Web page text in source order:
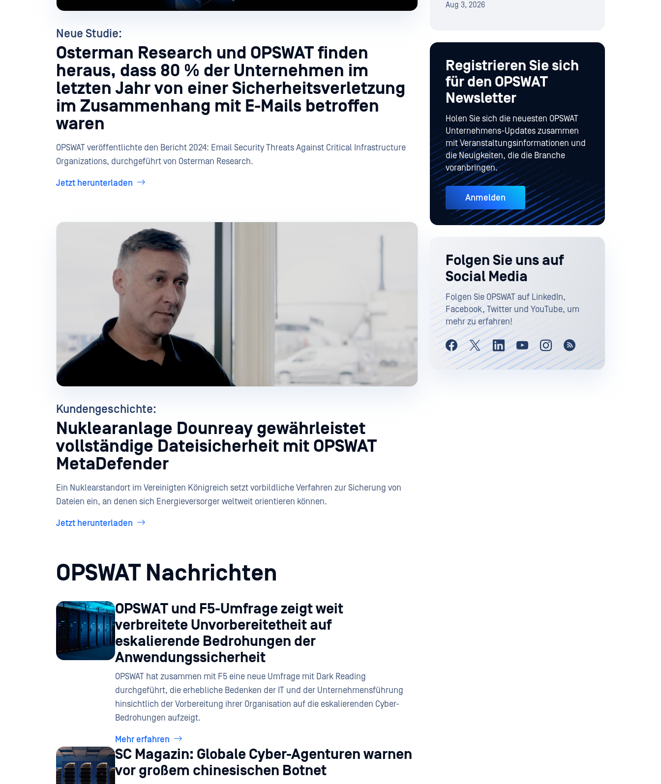
Neue Studie:
Osterman Research und OPSWAT finden
heraus, dass 80 % der Unternehmen im
letzten Jahr von einer Sicherheitsverletzung
im Zusammenhang mit E-Mails betroffen
waren
OPSWAT veröffentlichte den Bericht 2024: Email Security Threats Against Critical Infrastructure
Organizations, durchgeführt von Osterman Research.
Jetzt herunterladen
Kundengeschichte:
Nuklearanlage Dounreay gewährleistet
vollständige Dateisicherheit mit OPSWAT
MetaDefender
Ein Nuklearstandort im Vereinigten Königreich setzt vorbildliche Verfahren zur Sicherung von
Dateien ein, an denen sich Energieversorger weltweit orientieren können.
Jetzt herunterladen
OPSWAT Nachrichten
OPSWAT und F5-Umfrage zeigt weit
verbreitete Unvorbereitetheit auf
eskalierende Bedrohungen der
Anwendungssicherheit
OPSWAT hat zusammen mit F5 eine neue Umfrage mit Dark Reading
durchgeführt, die erhebliche Bedenken der IT und der Unternehmensführung
hinsichtlich der Vorbereitung ihrer Organisation auf die eskalierenden Cyber-
Bedrohungen aufzeigt.
Mehr erfahren
SC Magazin: Globale Cyber-Agenturen warnen
vor großem chinesischen Botnet
Aug 3, 2026
Registrieren Sie sich
für den OPSWAT
Newsletter
Holen Sie sich die neuesten OPSWAT
Unternehmens-Updates zusammen
mit Veranstaltungsinformationen und
die Neuigkeiten, die die Branche
voranbringen.
Anmelden
Folgen Sie uns auf
Social Media
Folgen Sie OPSWAT auf LinkedIn,
Facebook, Twitter und YouTube, um
mehr zu erfahren!